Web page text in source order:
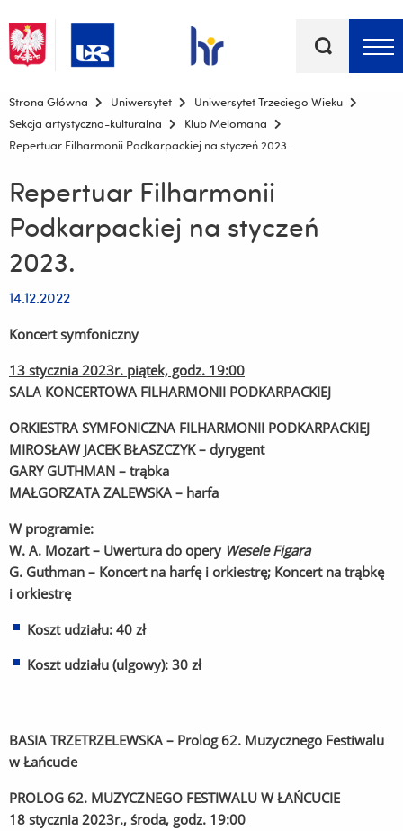
kluczowe
Menu - górna belka
Strona Główna Uniwersytet
Uniwersytet Trzeciego Wieku
Sekcja artystyczno-kulturalna
Klub Melomana
Repertuar Filharmonii Podkarpackiej na styczeń 2023.
Repertuar Filharmonii
Podkarpackiej na styczeń
2023.
14.12.2022
Koncert symfoniczny
13 stycznia 2023r. piątek, godz. 19:00
SALA KONCERTOWA FILHARMONII PODKARPACKIEJ
ORKIESTRA SYMFONICZNA FILHARMONII PODKARPACKIEJ
MIROSŁAW JACEK BŁASZCZYK – dyrygent
GARY GUTHMAN – trąbka
MAŁGORZATA ZALEWSKA – harfa
W programie:
W. A. Mozart – Uwertura do opery Wesele Figara
G. Guthman – Koncert na harfę i orkiestrę; Koncert na trąbkę
i orkiestrę
Koszt udziału: 40 zł
Koszt udziału (ulgowy): 30 zł
BASIA TRZETRZELEWSKA – Prolog 62. Muzycznego Festiwalu
w Łańcucie
PROLOG 62. MUZYCZNEGO FESTIWALU W ŁAŃCUCIE
18 stycznia 2023r., środa, godz. 19:00